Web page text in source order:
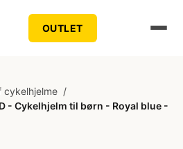
OUTLET
cykelhjelme /
- Cykelhjelm til børn - Royal blue -